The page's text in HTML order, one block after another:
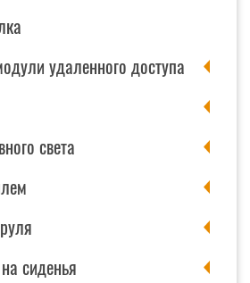
удаленного доступа
света
сиденья